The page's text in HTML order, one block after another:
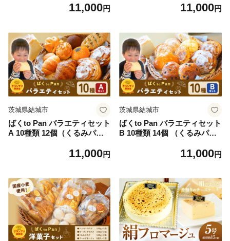
《90日以内に出荷予定(土日
ン 【配送不可地域あり】（沖
縄・離島）
11,000円
ー2020グランプリ受賞店）
食パン ディニッシュ クロワ
ッサン クイニーアマン おや
つ 【配送不可地域あり】（沖
縄・離島）
11,000円
茨城県結城市
ばくto Pan バラエティセット
A 10種類 12個（くるみパン
受賞店） 《90日以内に出荷
ディニッシュ クロワッサン
【配送不可地域あり】（沖
縄・離島）
11,000円
茨城県結城市
ばくto Pan バラエティセット
B 10種類 14個 （くるみパン
受賞店） 《90日以内に出荷
ディニッシュ クロワッサン
【配送不可地域あり】（沖
縄・離島）
11,000円